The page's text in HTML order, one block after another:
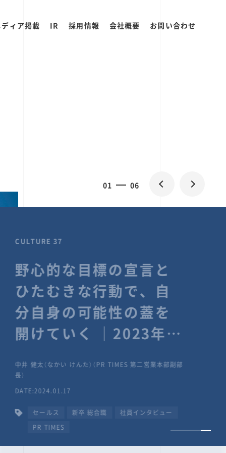
ィア掲載 IR 採用情報 会社概要 お問い合わせ
01 06
CULTURE 37
野心的な目標の宣言と
ひたむきな行動で、自
分自身の可能性の蓋を
開けていく ｜2023年度
TIMESな人たち
中井 健太（なかい けんた）（PR TIMES 第二営業本部副部
DATE:2024.01.17
セールス 新卒 総合職
社員インタビュー
PR TIMES